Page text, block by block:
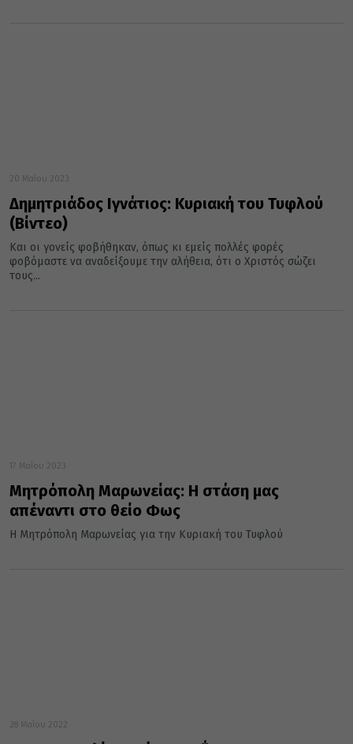
20 Μαΐου 2023
Δημητριάδος Ιγνάτιος: Κυριακή του Τυφλού
(Βίντεο)
Και οι γονείς φοβήθηκαν, όπως κι εμείς πολλές φορές
φοβόμαστε να αναδείξουμε την αλήθεια, ότι ο Χριστός σώζει
τους...
17 Μαΐου 2023
Μητρόπολη Μαρωνείας: Η στάση μας
απέναντι στο θείο Φως
Η Μητρόπολη Μαρωνείας για την Κυριακή του Τυφλού
28 Μαΐου 2022